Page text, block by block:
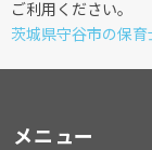
ご利用ください。
茨城県守谷市の保育
メニュー